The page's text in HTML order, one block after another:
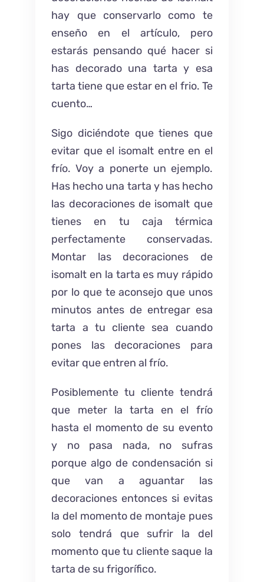
hay que conservarlo como te
enseño en el artículo, pero
estarás pensando qué hacer si
has decorado una tarta y esa
tarta tiene que estar en el frio. Te
cuento…
Sigo diciéndote que tienes que
evitar que el isomalt entre en el
frío. Voy a ponerte un ejemplo.
Has hecho una tarta y has hecho
las decoraciones de isomalt que
tienes en tu caja térmica
perfectamente conservadas.
Montar las decoraciones de
isomalt en la tarta es muy rápido
por lo que te aconsejo que unos
minutos antes de entregar esa
tarta a tu cliente sea cuando
pones las decoraciones para
evitar que entren al frío.
Posiblemente tu cliente tendrá
que meter la tarta en el frío
hasta el momento de su evento
y no pasa nada, no sufras
porque algo de condensación si
que van a aguantar las
decoraciones entonces si evitas
la del momento de montaje pues
solo tendrá que sufrir la del
momento que tu cliente saque la
tarta de su frigorífico.